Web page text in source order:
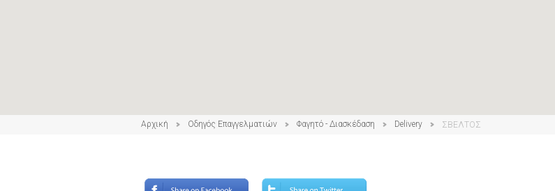
Αρχική Οδηγός Επαγγελματιών Φαγητό - Διασκέδαση Delivery ΣΒΕΛΤΟΣ